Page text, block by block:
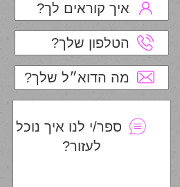
איך קוראים לך?
הטלפון שלך?
מה הדוא״ל שלך?
ספר/י לנו איך נוכל
לעזור?